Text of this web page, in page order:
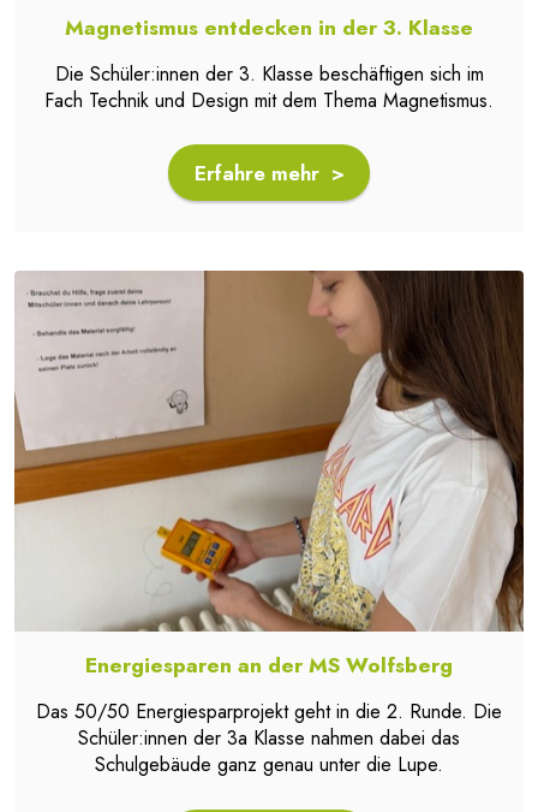
Magnetismus entdecken in der 3. Klasse
Die Schüler:innen der 3. Klasse beschäftigen sich im
Fach Technik und Design mit dem Thema Magnetismus.
Erfahre mehr >
Energiesparen an der MS Wolfsberg
Das 50/50 Energiesparprojekt geht in die 2. Runde. Die
Schüler:innen der 3a Klasse nahmen dabei das
Schulgebäude ganz genau unter die Lupe.